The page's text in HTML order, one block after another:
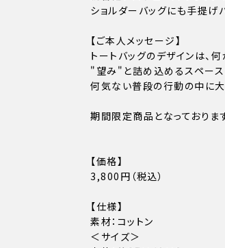
ショルダーバッグにも手提げ
【ご本人メッセージ】
トートバッグのデザインは、
"望み"と詰め込めるスペー
何気ない普段の行動の中に大
期間限定商品となっておりま
【価格】
3,800円（税込）
【仕様】
素材：コットン
＜サイズ＞